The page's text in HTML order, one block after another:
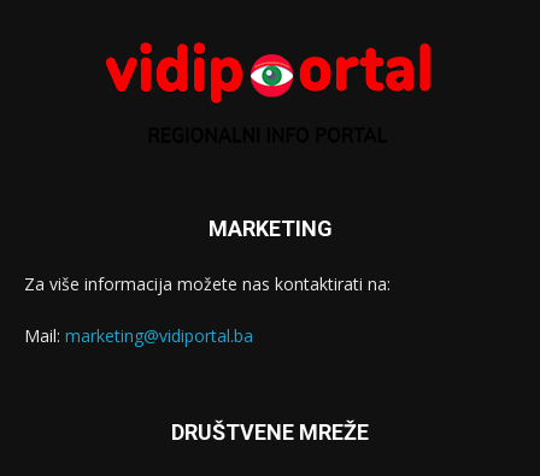
MARKETING
Za više informacija možete nas kontaktirati na:
Mail: marketing@vidiportal.ba
DRUŠTVENE MREŽE